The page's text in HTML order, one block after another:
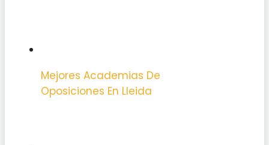
Mejores Academias De
Oposiciones En Lleida